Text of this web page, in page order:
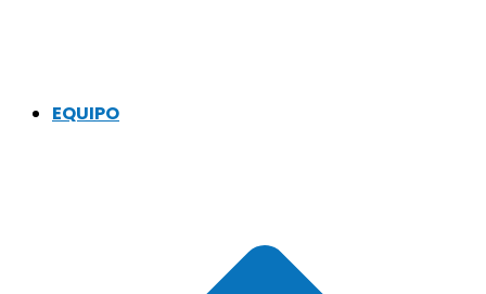
EQUIPO